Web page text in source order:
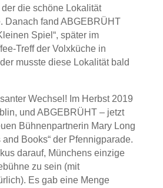
die schöne Lokalität
Danach fand ABGEBRÜHT
Spiel“, später im
Treff der Volxküche in
musste diese Lokalität bald
Wechsel! Im Herbst 2019
und ABGEBRÜHT – jetzt
Bühnenpartnerin Mary Long
and Books“ der Pfennigparade.
darauf, Münchens einzige
zu sein (mit
Es gab eine Menge